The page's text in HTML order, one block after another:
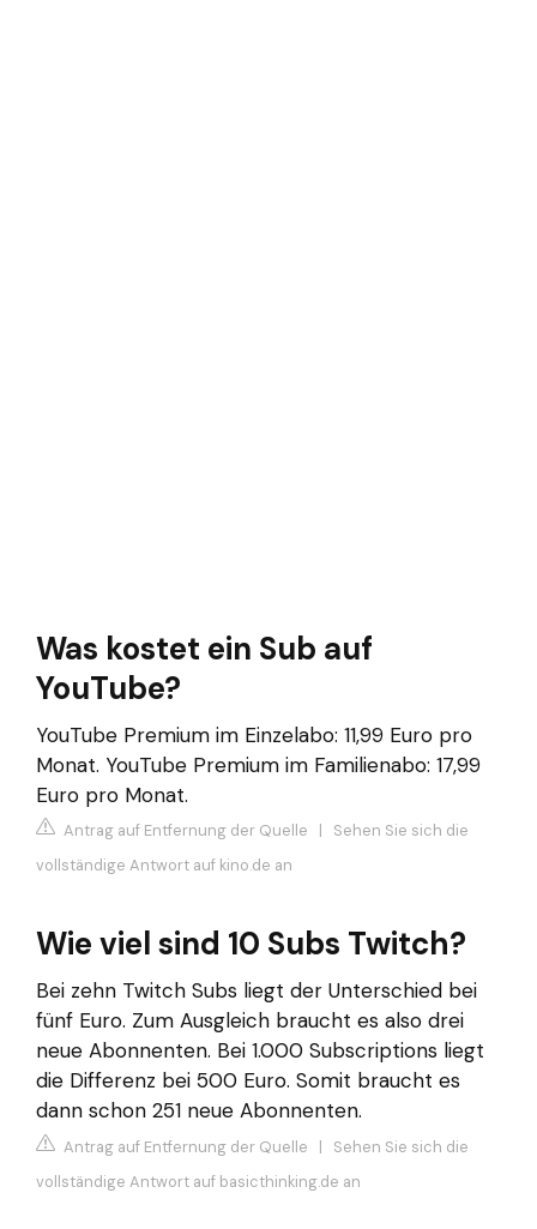
Was kostet ein Sub auf
YouTube?
YouTube Premium im Einzelabo: 11,99 Euro pro
Monat. YouTube Premium im Familienabo: 17,99
Euro pro Monat.
Antrag auf Entfernung der Quelle | Sehen Sie sich die
vollständige Antwort auf kino.de an
Wie viel sind 10 Subs Twitch?
Bei zehn Twitch Subs liegt der Unterschied bei
fünf Euro. Zum Ausgleich braucht es also drei
neue Abonnenten. Bei 1.000 Subscriptions liegt
die Differenz bei 500 Euro. Somit braucht es
dann schon 251 neue Abonnenten.
Antrag auf Entfernung der Quelle | Sehen Sie sich die
vollständige Antwort auf basicthinking.de an